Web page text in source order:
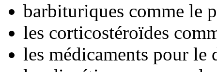
barbituriques comme le
les corticostéroïdes
les médicaments pour le